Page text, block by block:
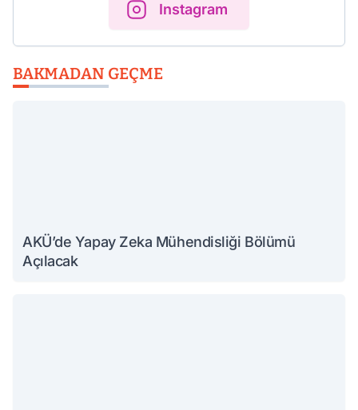
Instagram
BAKMADAN GEÇME
AKÜ’de Yapay Zeka Mühendisliği Bölümü
Açılacak